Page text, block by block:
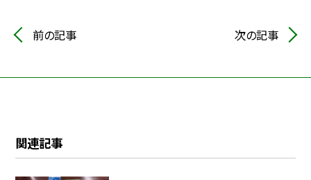
前の記事 次の記事
関連記事